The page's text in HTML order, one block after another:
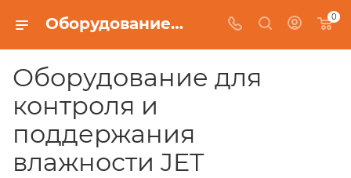
Оборудование для контроля и поддержания влажности JET 0
Оборудование для
контроля и
поддержания
влажности JET